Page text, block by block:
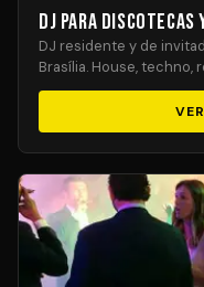
DJ para
DJ residente y de
Brasília. House, techno,